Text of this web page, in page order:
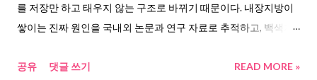
교하면 차원이 다른 수치다. 2018...
를 저장만 하고 태우지 않는 구조로 바뀌기 때문이다. 내장지방이
쌓이는 진짜 원인을 국내외 논문과 연구 자료로 추적하고, 백색지
인의 핵심 성분 6-파라돌에 대한 임상 결과를 정리해봤다. 먹는 양
공유 댓글 쓰기 READ MORE »